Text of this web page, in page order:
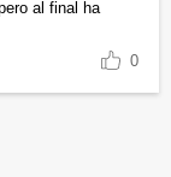
al final ha
0